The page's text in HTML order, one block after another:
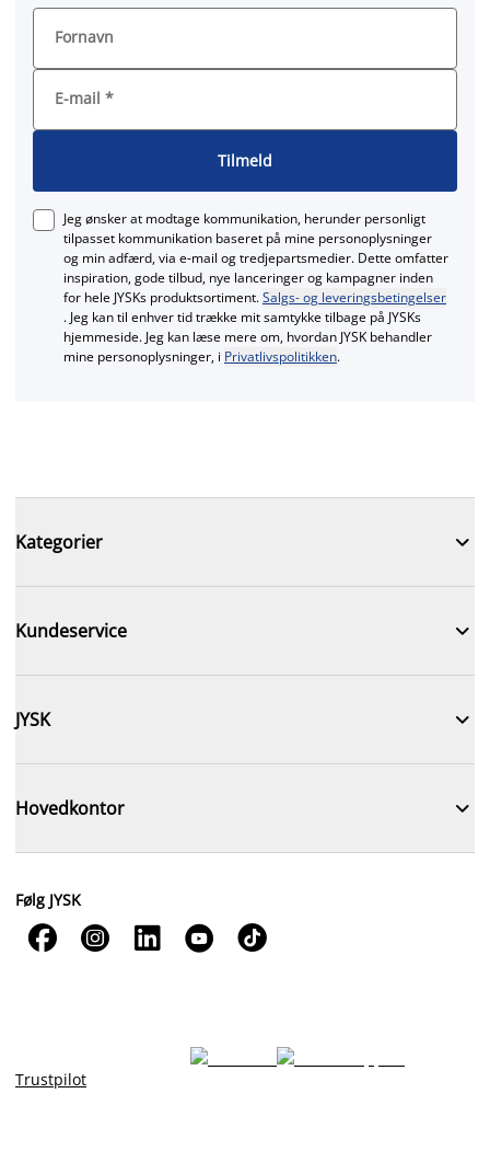
Fornavn
E-mail *
Tilmeld
Jeg ønsker at modtage kommunikation, herunder personligt
tilpasset kommunikation baseret på mine personoplysninger
og min adfærd, via e‑mail og tredjepartsmedier. Dette omfatter
inspiration, gode tilbud, nye lanceringer og kampagner inden
for hele JYSKs produktsortiment.Salgs- og leveringsbetingelser
. Jeg kan til enhver tid trække mit samtykke tilbage på JYSKs
hjemmeside. Jeg kan læse mere om, hvordan JYSK behandler
mine personoplysninger, i Privatlivspolitikken.
Kategorier 
Kundeservice 
JYSK 
Hovedkontor 
Følg JYSK
    
Trustpilot